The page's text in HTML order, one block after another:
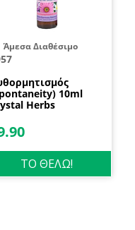
Άμεσα Διαθέσιμο
10ml
Herbs
ΤΟ ΘΕΛΩ!